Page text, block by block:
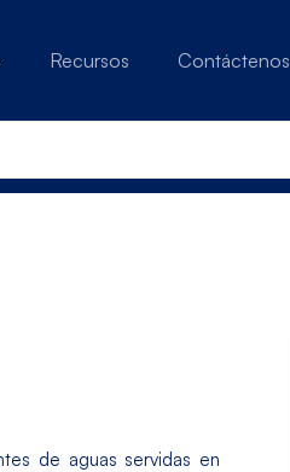
Recursos Contáctenos
de aguas servidas en